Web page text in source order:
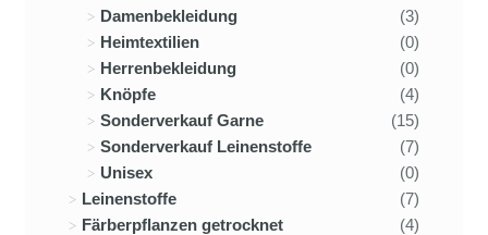
Damenbekleidung
(3)
Heimtextilien
(0)
Herrenbekleidung
(0)
Knöpfe
(4)
Sonderverkauf Garne
(15)
Sonderverkauf Leinenstoffe
(7)
Unisex
(0)
Leinenstoffe
(7)
Färberpflanzen getrocknet
(4)